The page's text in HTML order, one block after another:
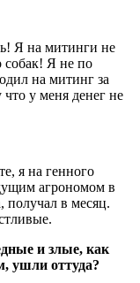
Я на митинги не
собак! Я не по
на митинг за
у меня денег не
я на генного
агрономом в
в месяц.
и злые, как
ушли оттуда?